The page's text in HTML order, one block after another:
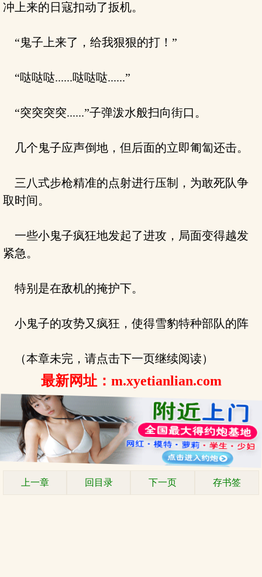
冲上来的日寇扣动了扳机。
“鬼子上来了，给我狠狠的打！”
“哒哒哒......哒哒哒......”
“突突突突......”子弹泼水般扫向街口。
几个鬼子应声倒地，但后面的立即匍匐还击。
三八式步枪精准的点射进行压制，为敢死队争
取时间。
一些小鬼子疯狂地发起了进攻，局面变得越发
紧急。
特别是在敌机的掩护下。
小鬼子的攻势又疯狂，使得雪豹特种部队的阵
（本章未完，请点击下一页继续阅读）
最新网址：m.xyetianlian.com
上一章 回目录 下一页 存书签